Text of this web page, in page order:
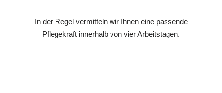
In der Regel vermitteln wir Ihnen eine passende
Pflegekraft innerhalb von vier Arbeitstagen.